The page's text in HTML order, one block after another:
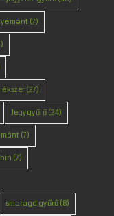
(7)
(27)
Jegygyűrű(24)
(7)
(7)
smaragd gyűrű(8)